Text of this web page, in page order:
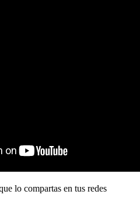
lo compartas en tus redes